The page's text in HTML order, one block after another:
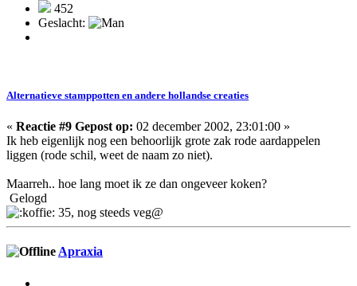
452
Geslacht:
Alternatieve stamppotten en andere hollandse creaties
« Reactie #9 Gepost op: 02 december 2002, 23:01:00 »
Ik heb eigenlijk nog een behoorlijk grote zak rode aardappelen
liggen (rode schil, weet de naam zo niet).
Maarreh.. hoe lang moet ik ze dan ongeveer koken?
Gelogd
35, nog steeds veg@
Apraxia